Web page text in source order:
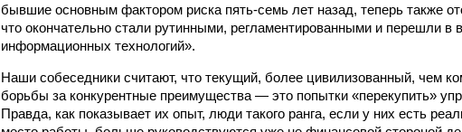
бывшие основным фактором риска пять-семь лет назад, теперь также
что окончательно стали рутинными, регламентированными и перешли в
информационных технологий».
Наши собеседники считают, что текущий, более цивилизованный, чем
борьбы за конкурентные преимущества — это попытки «перекупить»
Правда, как показывает их опыт, люди такого ранга, если у них есть